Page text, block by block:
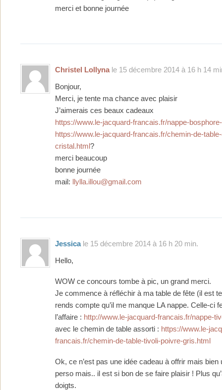
merci et bonne journée
Christel Lollynale 15 décembre 2014 à 16 h 14
Bonjour,
Merci, je tente ma chance avec plaisir
J’aimerais ces beaux cadeaux
https://www.le-jacquard-francais.fr/nappe-
https://www.le-jacquard-francais.fr/chemin-de-
cristal.html ?
merci beaucoup
bonne journée
mail:
llylla.illou@gmail.com
Jessicale 15 décembre 2014 à 16 h 20 min.
Hello,
WOW ce concours tombe à pic, un grand merci.
Je commence à réfléchir à ma table de fête (il est
rends compte qu’il me manque LA nappe. Celle-ci
l’affaire : http://www.le-jacquard-francais.fr/nappe-
avec le chemin de table assorti : https://www.le-
francais.fr/chemin-de-table-tivoli-poivre-gris.html
Ok, ce n’est pas une idée cadeau à offrir mais bien
perso mais.. il est si bon de se faire plaisir ! Plus
doigts.